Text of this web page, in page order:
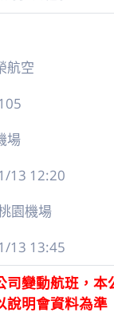
航空
場
13 12:20
園機場
13 13:45
變動航班，本
說明會資料為準